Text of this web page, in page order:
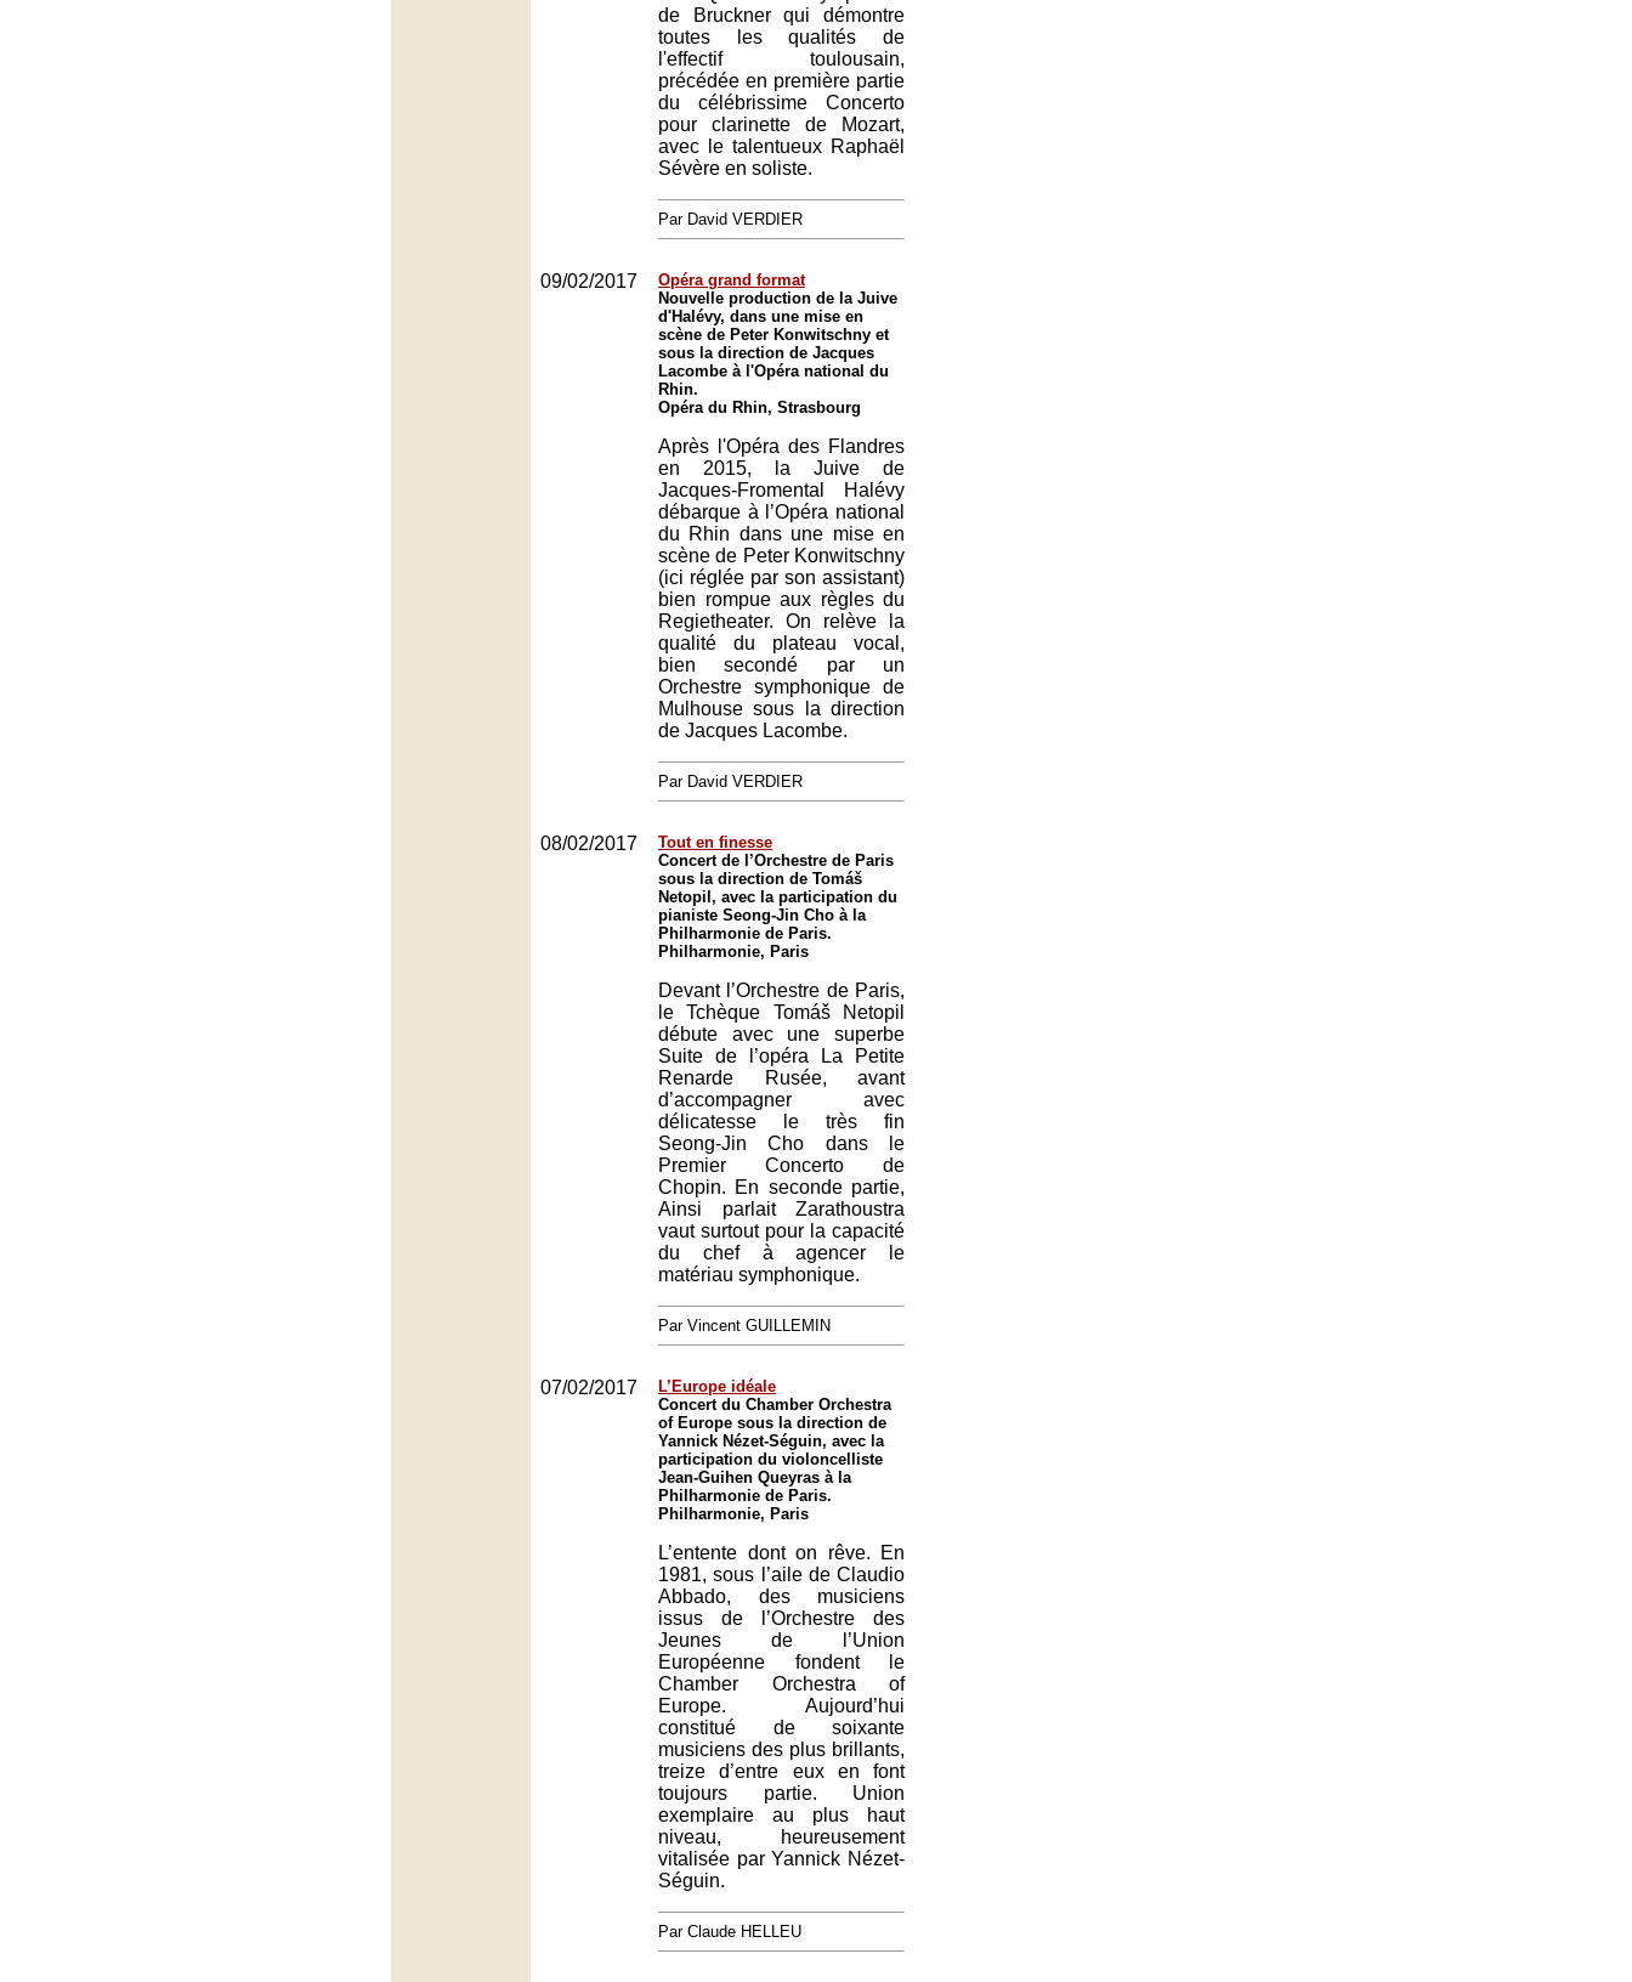
de Bruckner qui démontre
toutes les qualités de
l'effectif toulousain,
précédée en première partie
du célébrissime Concerto
pour clarinette de Mozart,
avec le talentueux Raphaël
Sévère en soliste.
Par David VERDIER
09/02/2017
Opéra grand format
Nouvelle production de la Juive
d'Halévy, dans une mise en
scène de Peter Konwitschny et
sous la direction de Jacques
Lacombe à l'Opéra national du
Rhin.
Opéra du Rhin, Strasbourg
Après l'Opéra des Flandres
en 2015, la Juive de
Jacques-Fromental Halévy
débarque à l’Opéra national
du Rhin dans une mise en
scène de Peter Konwitschny
(ici réglée par son assistant)
bien rompue aux règles du
Regietheater. On relève la
qualité du plateau vocal,
bien secondé par un
Orchestre symphonique de
Mulhouse sous la direction
de Jacques Lacombe.
Par David VERDIER
08/02/2017
Tout en finesse
Concert de l’Orchestre de Paris
sous la direction de Tomáš
Netopil, avec la participation du
pianiste Seong-Jin Cho à la
Philharmonie de Paris.
Philharmonie, Paris
Devant l’Orchestre de Paris,
le Tchèque Tomáš Netopil
débute avec une superbe
Suite de l’opéra La Petite
Renarde Rusée, avant
d’accompagner avec
délicatesse le très fin
Seong-Jin Cho dans le
Premier Concerto de
Chopin. En seconde partie,
Ainsi parlait Zarathoustra
vaut surtout pour la capacité
du chef à agencer le
matériau symphonique.
Par Vincent GUILLEMIN
07/02/2017
L’Europe idéale
Concert du Chamber Orchestra
of Europe sous la direction de
Yannick Nézet-Séguin, avec la
participation du violoncelliste
Jean-Guihen Queyras à la
Philharmonie de Paris.
Philharmonie, Paris
L’entente dont on rêve. En
1981, sous l’aile de Claudio
Abbado, des musiciens
issus de l’Orchestre des
Jeunes de l’Union
Européenne fondent le
Chamber Orchestra of
Europe. Aujourd’hui
constitué de soixante
musiciens des plus brillants,
treize d’entre eux en font
toujours partie. Union
exemplaire au plus haut
niveau, heureusement
vitalisée par Yannick Nézet-
Séguin.
Par Claude HELLEU